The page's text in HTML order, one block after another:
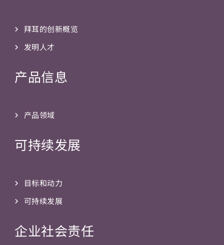
拜耳的创新概览
发明人才
产品信息
产品领域
可持续发展
目标和动力
可持续发展
企业社会责任